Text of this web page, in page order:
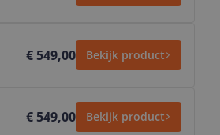
€ 549,00 Bekijk product
€ 549,00 Bekijk product